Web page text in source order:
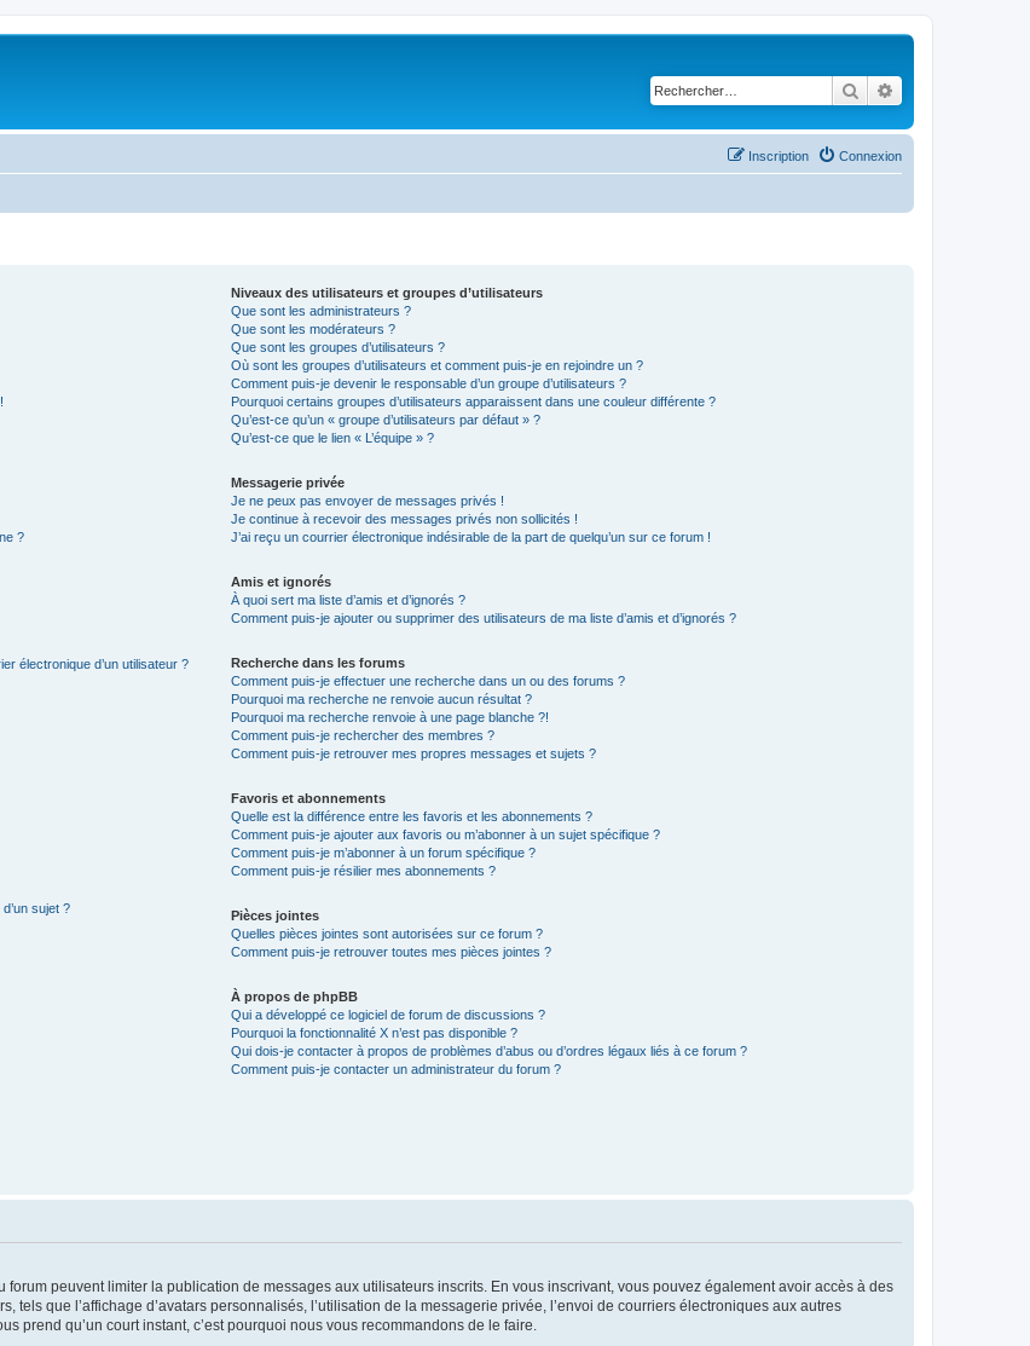
Rechercher
Connexion
Inscription
?
électronique d’un utilisateur ?
sujet ?
Niveaux des utilisateurs et groupes d’utilisateurs
Que sont les administrateurs ?
Que sont les modérateurs ?
Que sont les groupes d’utilisateurs ?
Où sont les groupes d’utilisateurs et comment puis-je en rejoindre un ?
Comment puis-je devenir le responsable d’un groupe d’utilisateurs ?
Pourquoi certains groupes d’utilisateurs apparaissent dans une couleur différente ?
Qu’est-ce qu’un « groupe d’utilisateurs par défaut » ?
Qu’est-ce que le lien « L’équipe » ?
Messagerie privée
Je ne peux pas envoyer de messages privés !
Je continue à recevoir des messages privés non sollicités !
J’ai reçu un courrier électronique indésirable de la part de quelqu’un sur ce forum !
Amis et ignorés
À quoi sert ma liste d’amis et d’ignorés ?
Comment puis-je ajouter ou supprimer des utilisateurs de ma liste d’amis et d’ignorés ?
Recherche dans les forums
Comment puis-je effectuer une recherche dans un ou des forums ?
Pourquoi ma recherche ne renvoie aucun résultat ?
Pourquoi ma recherche renvoie à une page blanche ?!
Comment puis-je rechercher des membres ?
Comment puis-je retrouver mes propres messages et sujets ?
Favoris et abonnements
Quelle est la différence entre les favoris et les abonnements ?
Comment puis-je ajouter aux favoris ou m’abonner à un sujet spécifique ?
Comment puis-je m’abonner à un forum spécifique ?
Comment puis-je résilier mes abonnements ?
Pièces jointes
Quelles pièces jointes sont autorisées sur ce forum ?
Comment puis-je retrouver toutes mes pièces jointes ?
À propos de phpBB
Qui a développé ce logiciel de forum de discussions ?
Pourquoi la fonctionnalité X n’est pas disponible ?
Qui dois-je contacter à propos de problèmes d’abus ou d’ordres légaux liés à ce forum ?
Comment puis-je contacter un administrateur du forum ?
forum peuvent limiter la publication de messages aux utilisateurs inscrits. En vous inscrivant, vous pouvez également avoir accès à des
que l’affichage d’avatars personnalisés, l’utilisation de la messagerie privée, l’envoi de courriers électroniques aux autres
prend qu’un court instant, c’est pourquoi nous vous recommandons de le faire.